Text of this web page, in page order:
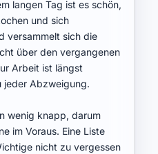
langen Tag ist es schön,
und sich
versammelt sich die
über den vergangenen
Arbeit ist längst
jeder Abzweigung.
wenig knapp, darum
im Voraus. Eine Liste
nicht zu vergessen